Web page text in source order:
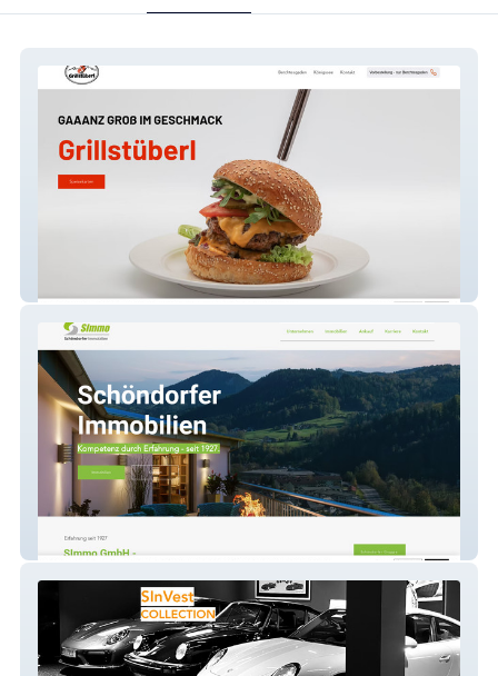
SImmo GmbH